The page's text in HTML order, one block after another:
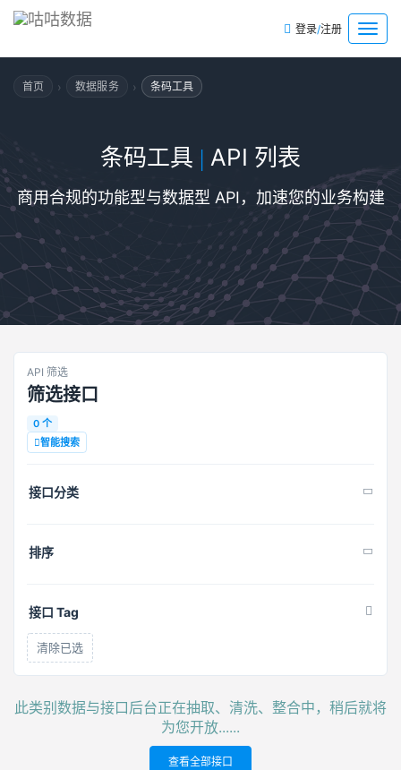
菜
单
登录/注册
首页 › 数据服务 › 条码工具
条码工具 | API 列表
商用合规的功能型与数据型 API，加速您的业务构建
API 筛选
筛选接口
0 个
智能搜索
接口分类
排序
接口 Tag
清除已选
此类别数据与接口后台正在抽取、清洗、整合中，稍后就将
为您开放......
查看全部接口